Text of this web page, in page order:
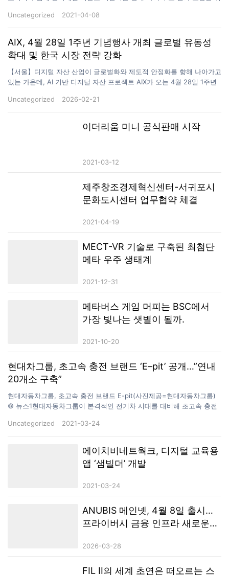
회관에서 개최된 “블록체인으로 혁신하는 디지털 경제”정책 컨퍼런스에
(목) 서울 한국광고문화회관에서 개최된 “블록체인으로 혁신하는 디지털
경제”정책 컨퍼런스에서 이원태 한국인터넷진흥원장이 개회사를 하고
있다. 사진/KISA 최근 급속한 비대면화에 따라 다양한 융합기술 개발의
필요성이 증가하면서 데이터 신뢰성 보장을 위해 블록체인이 주목받고
있다. 이에 KISA는 블록체인, 융합기술(탈중앙화 혁신금융 등)의 국내외
런스는 2개의 기조강연과 1개의 사례발표, 2개의 발표세션(블록체인, 탈
Uncategorized 2021-04-08
AIX, 4월 28일 1주년 기념행사 개최 글로벌 유동성
확대 및 한국 시장 전략 강화
【서울】디지털 자산 산업이 글로벌화와 제도적 안정화를 향해 나아가고
있는 가운데, AI 기반 디지털 자산 프로젝트 AIX가 오는 4월 28일 1주년
AIX 측은 이번 1주년이 단순한 기념 행사를 넘어, 그간의 성과를 점검하
최근 디지털 자산 시장은 여러 차례의 상승과 조정을 거치며, 단기적 흐
름을 넘어 장기적으로 지속 가능한 구조를 갖춘 프로젝트에 대한 관심이
Uncategorized 2026-02-21
이더리움 미니 공식판매 시작
2021-03-12
제주창조경제혁신센터-서귀포시
문화도시센터 업무협약 체결
2021-04-19
MECT-VR 기술로 구축된 최첨단
메타 우주 생태계
2021-12-31
메타버스 게임 머피는 BSC에서
가장 빛나는 샛별이 될까.
2021-10-20
현대차그룹, 초고속 충전 브랜드 ‘E–pit’ 공개…”연내
20개소 구축”
현대자동차그룹, 초고속 충전 브랜드 E-pit(사진제공=현대자동차그룹)
© 뉴스1현대자동차그룹이 본격적인 전기차 시대를 대비해 초고속 충전
일 초고속 충전인프라 20개소 120기 구축을 시작으로 충전 생태계 플랫
를 공개한다고 밝혔다. E-pit는 모터스포츠 레이싱의 피트 스톱(Pit
stop)에서 영감받았다. 전기차를 위한 피트 스톱을 지향하고, 충전과 연
관된 모든 서비스를 쉽고 빠르게 제공한다. 앞으로 고객의 일상과 시간을
2021년 4월 중순에 전국 12개 고속도로 휴게소(72기)에서 개소할 계획
Uncategorized 2021-03-24
에이치비네트웍크, 디지털 교육용
앱 ‘샘빌더’ 개발
2021-03-24
ANUBIS 메인넷, 4월 8일 출시…
프라이버시 금융 인프라 새로운
2026-03-28
FIL II의 세계 초연은 떠오르는 스